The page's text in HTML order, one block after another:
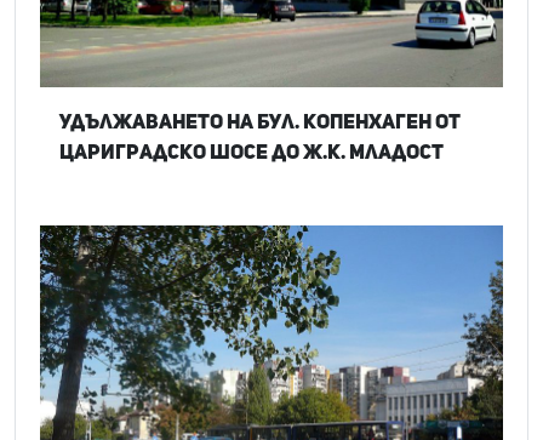
Удължаването на бул. Копенхаген от
Цариградско шосе до ж.к. Младост